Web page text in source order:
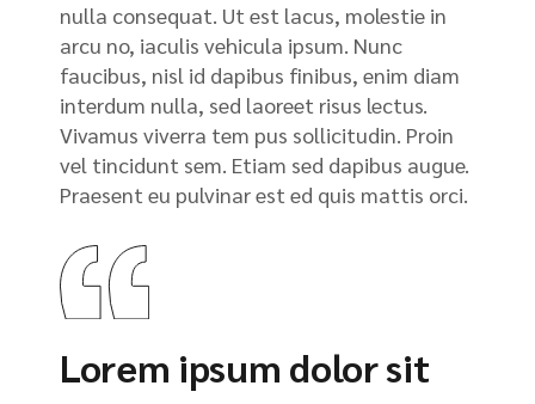
nulla consequat. Ut est lacus, molestie in
arcu no, iaculis vehicula ipsum. Nunc
faucibus, nisl id dapibus finibus, enim diam
interdum nulla, sed laoreet risus lectus.
Vivamus viverra tem pus sollicitudin. Proin
vel tincidunt sem. Etiam sed dapibus augue.
Praesent eu pulvinar est ed quis mattis orci.
Lorem ipsum dolor sit